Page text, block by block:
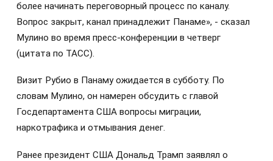
более начинать переговорный процесс по каналу.
Вопрос закрыт, канал принадлежит Панаме», - сказал
Мулино во время пресс-конференции в четверг
(цитата по ТАСС).
Визит Рубио в Панаму ожидается в субботу. По
словам Мулино, он намерен обсудить с главой
Госдепартамента США вопросы миграции,
наркотрафика и отмывания денег.
Ранее президент США Дональд Трамп заявлял о